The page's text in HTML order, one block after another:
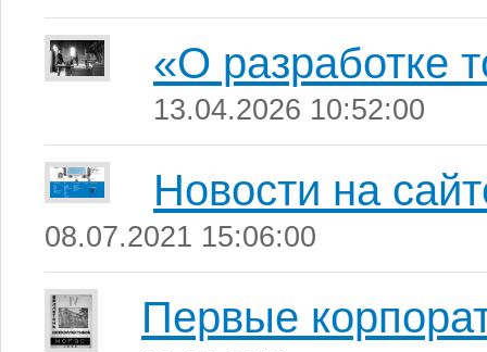
«О разработке
13.04.2026 10:52:00
Новости на
08.07.2021 15:06:00
Первые